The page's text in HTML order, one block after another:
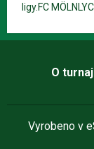
ligy.FC
O
Vyrobeno v